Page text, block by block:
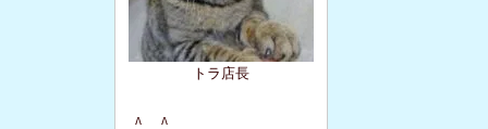
トラ店長
Λ   Λ